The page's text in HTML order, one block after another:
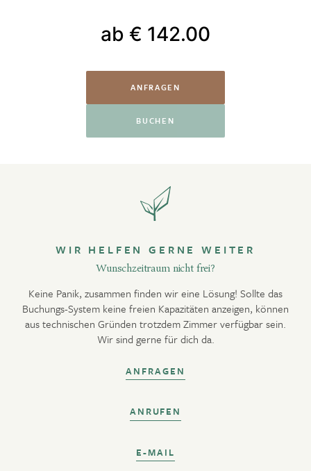
ab € 142.00
ANFRAGEN
BUCHEN
WIR HELFEN GERNE WEITER
Wunschzeitraum nicht frei?
Keine Panik, zusammen finden wir eine Lösung! Sollte das
Buchungs-System keine freien Kapazitäten anzeigen, können
aus technischen Gründen trotzdem Zimmer verfügbar sein.
Wir sind gerne für dich da.
ANFRAGEN
ANRUFEN
E-MAIL